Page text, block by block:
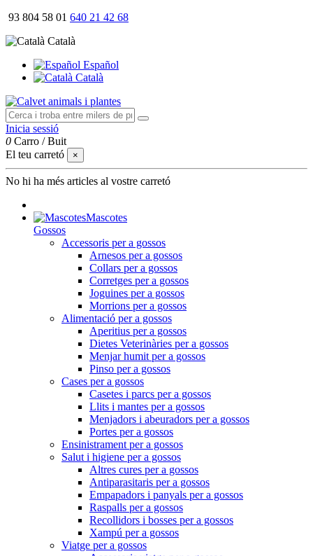
93 804 58 01 640 21 42 68
Català
Español
Català
Inicia sessió
0 Carro /Buit
El teu carretó
×
No hi ha més articles al vostre carretó
Mascotes
Gossos
Accessoris per a gossos
Arnesos per a gossos
Collars per a gossos
Corretges per a gossos
Joguines per a gossos
Morrions per a gossos
Alimentació per a gossos
Aperitius per a gossos
Dietes Veterinàries per a gossos
Menjar humit per a gossos
Pinso per a gossos
Cases per a gossos
Casetes i parcs per a gossos
Llits i mantes per a gossos
Menjadors i abeuradors per a gossos
Portes per a gossos
Ensinistrament per a gossos
Salut i higiene per a gossos
Altres cures per a gossos
Antiparasitaris per a gossos
Empapadors i panyals per a gossos
Raspalls per a gossos
Recollidors i bosses per a gossos
Xampú per a gossos
Viatge per a gossos